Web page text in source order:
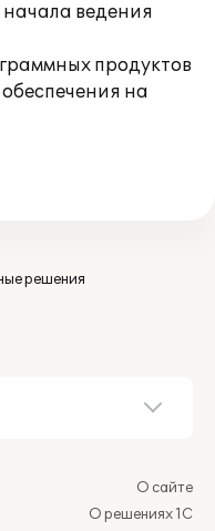
ведения
продуктов
на
решения
О сайте
О решениях 1С